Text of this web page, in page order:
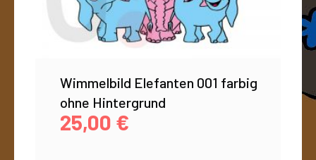
Wimmelbild Elefanten 001 farbig
ohne Hintergrund
25,00 €